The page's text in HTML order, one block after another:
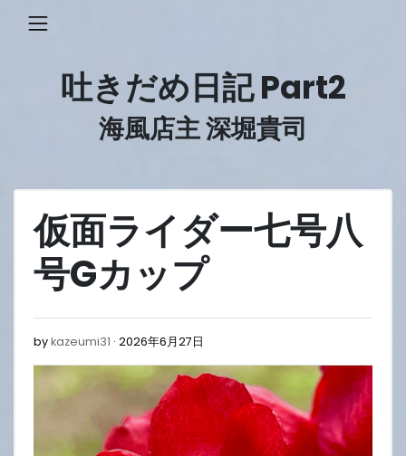
吐きだめ日記 Part2
海風店主 深堀貴司
仮面ライダー七号八
号Gカップ
bykazeumi31 2026年6月27日
6
月
27
日